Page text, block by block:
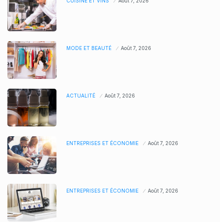
MODE ET BEAUTÉ Août 7, 2026
ACTUALITÉ Août 7, 2026
ENTREPRISES ET ÉCONOMIE Août 7, 2026
ENTREPRISES ET ÉCONOMIE Août 7, 2026